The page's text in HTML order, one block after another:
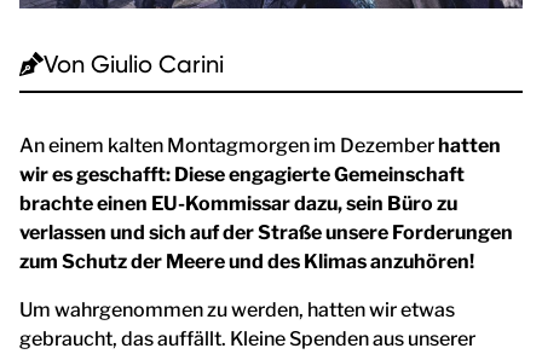
Von Giulio Carini
An einem kalten Montagmorgen im Dezemberhatten
wir es geschafft: Diese engagierte Gemeinschaft
brachte einen EU-Kommissar dazu, sein Büro zu
verlassen und sich auf der Straße unsere Forderungen
zum Schutz der Meere und des Klimas anzuhören!
Um wahrgenommen zu werden, hatten wir etwas
gebraucht, das auffällt. Kleine Spenden aus unserer